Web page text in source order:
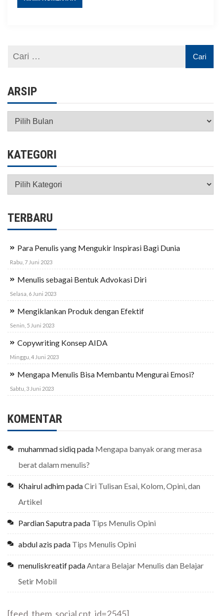
ARSIP
Arsip
KATEGORI
Kategori
TERBARU
Para Penulis yang Mengukir Inspirasi Bagi Dunia
Rabu, 7 Juni 2023
Menulis sebagai Bentuk Advokasi Diri
Selasa, 6 Juni 2023
Mengiklankan Produk dengan Efektif
Senin, 5 Juni 2023
Copywriting Konsep AIDA
Minggu, 4 Juni 2023
Mengapa Menulis Bisa Membantu Mengurai Emosi?
Sabtu, 3 Juni 2023
KOMENTAR
muhammad sidiqpada Mengapa banyak orang merasa
berat dalam menulis?
Khairul adhimpadaCiri Tulisan Esai, Kolom, Opini, dan
Artikel
Pardian Saputrapada Tips Menulis Opini
abdul azis pada Tips Menulis Opini
menuliskreatifpadaAntara Belajar Menulis dan Belajar
Setir Mobil
[feed_them_social cpt_id=2545]